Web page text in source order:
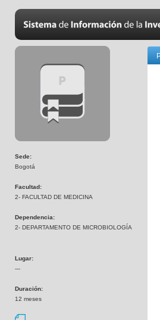
Sede:
Bogotá
Facultad:
2- FACULTAD DE MEDICINA
Dependencia:
2- DEPARTAMENTO DE MICROBIOLOGÍA
Lugar:
---
Duración:
12 meses